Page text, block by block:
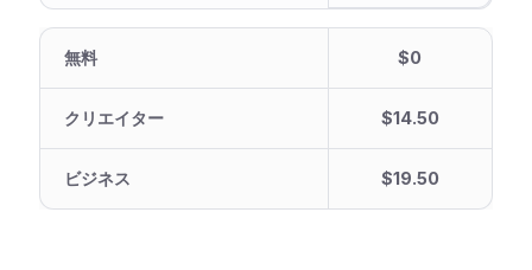
無料 $0
クリエイター $14.50
ビジネス $19.50